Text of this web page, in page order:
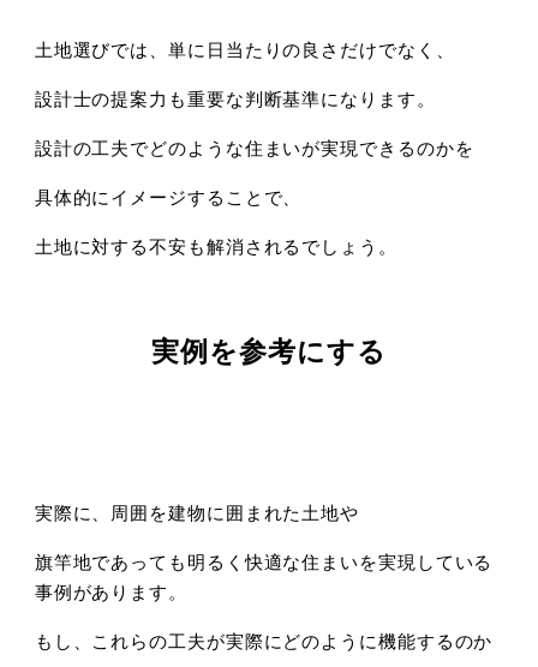
土地選びでは、単に日当たりの良さだけでなく、
設計士の提案力も重要な判断基準になります。
設計の工夫でどのような住まいが実現できるのかを
具体的にイメージすることで、
土地に対する不安も解消されるでしょう。
実例を参考にする
実際に、周囲を建物に囲まれた土地や
旗竿地であっても明るく快適な住まいを実現している
事例があります。
もし、これらの工夫が実際にどのように機能するのか